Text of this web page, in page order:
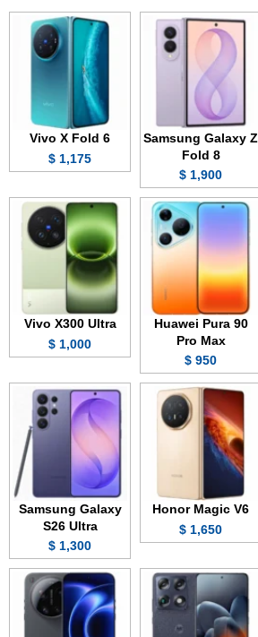
Samsung Galaxy Z
Fold 8
1,900 $
Vivo X Fold 6
1,175 $
Huawei Pura 90
Pro Max
950 $
Vivo X300 Ultra
1,000 $
Honor Magic V6
1,650 $
Samsung Galaxy
S26 Ultra
1,300 $